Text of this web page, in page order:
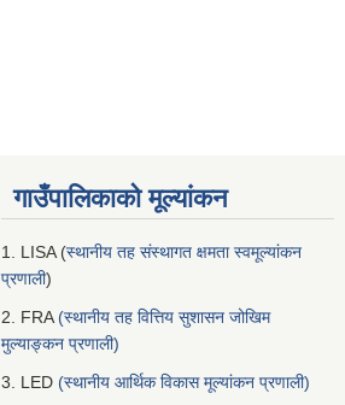
गाउँपालिकाको मूल्यांकन
1. LISA (स्थानीय तह संस्थागत क्षमता स्वमूल्यांकन
प्रणाली)
2. FRA (स्थानीय तह वित्तिय सुशासन जोखिम
मुल्याङ्कन प्रणाली)
3. LED (स्थानीय आर्थिक विकास मूल्यांकन प्रणाली)